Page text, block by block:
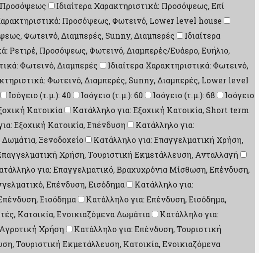
Προσόψεως
Ιδιαίτερα Χαρακτηριστικά: Προσόψεως, Επί
Προσόψεως, Φωτεινό, Lower level house
Φωτεινό, Διαμπερές, Sunny, Διαμπερές
Ιδιαίτερα
Ρετιρέ, Προσόψεως, Φωτεινό, Διαμπερές/Ευάερο, Ευήλιο,
Φωτεινό, Διαμπερές
Ιδιαίτερα Χαρακτηριστικά: Φωτεινό,
Φωτεινό, Διαμπερές, Sunny, Διαμπερές, Lower level
Ισόγειο (τ.μ.): 40 Ισόγειο (τ.μ.): 60 Ισόγειο (τ.μ.): 68
Ισόγειο
Κατοικία
Κατάλληλο για: Εξοχική Κατοικία, Short term
Εξοχική Κατοικία, Επένδυση
Κατάλληλο για:
Ξενοδοχείο
Κατάλληλο για: Επαγγελματική Χρήση,
Χρήση, Τουριστική Εκμετάλλευση, Ανταλλαγή
για: Επαγγελματικό, Βραχυχρόνια Μίσθωση, Επένδυση,
Επένδυση, Εισόδημα
Κατάλληλο για:
Εισόδημα
Κατάλληλο για: Επένδυση, Εισόδημα,
Κατοικία, Ενοικιαζόμενα Δωμάτια
Κατάλληλο για:
Χρήση
Κατάλληλο για: Επένδυση, Τουριστική
Τουριστική Εκμετάλλευση, Κατοικία, Ενοικιαζόμενα